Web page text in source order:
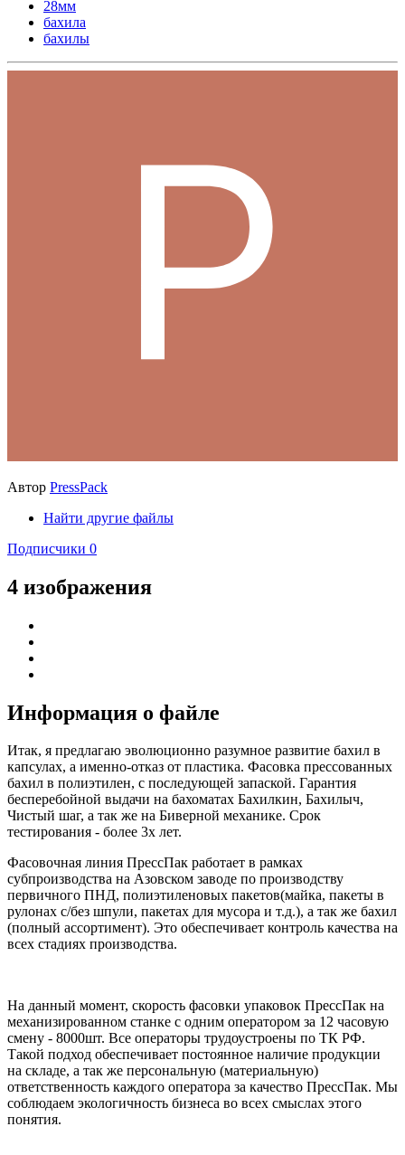
28мм
бахила
бахилы
Автор PressPack
Найти другие файлы
Подписчики 0
4 изображения
Информация о файле
Итак, я предлагаю эволюционно разумное развитие бахил в
капсулах, а именно-отказ от пластика. Фасовка прессованных
бахил в полиэтилен, с последующей запаской. Гарантия
бесперебойной выдачи на бахоматах Бахилкин, Бахилыч,
Чистый шаг, а так же на Биверной механике. Срок
тестирования - более 3х лет.
Фасовочная линия ПрессПак работает в рамках
субпроизводства на Азовском заводе по производству
первичного ПНД, полиэтиленовых пакетов(майка, пакеты в
рулонах с/без шпули, пакетах для мусора и т.д.), а так же бахил
(полный ассортимент). Это обеспечивает контроль качества на
всех стадиях производства.
На данный момент, скорость фасовки упаковок ПрессПак на
механизированном станке с одним оператором за 12 часовую
смену - 8000шт. Все операторы трудоустроены по ТК РФ.
Такой подход обеспечивает постоянное наличие продукции
на складе, а так же персональную (материальную)
ответственность каждого оператора за качество ПрессПак. Мы
соблюдаем экологичность бизнеса во всех смыслах этого
понятия.